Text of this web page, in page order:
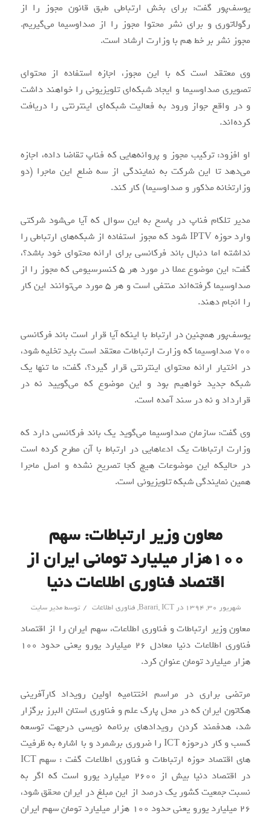
یوسف‌پور گفت: برای بخش ارتباطی طبق قانون مجوز را از
رگولاتوری و برای نشر محتوا مجوز را از صداوسیما می‌گیریم.
مجوز نشر بر خط هم با وزارت ارشاد است.
وی معتقد است که با این مجوز، اجازه استفاده از محتوای
تصویری صداوسیما و ایجاد شبکه‌ای تلویزیونی را خواهند داشت
و در واقع جواز ورود به فعالیت شبکه‌ای اینترنتی را دریافت
کرده‌اند.
او افزود: ترکیب مجوز و پروانه‌هایی که فناپ تقاضا داده، اجازه
می‌دهد تا این شرکت به نمایندگی از سه ضلع این ماجرا (دو
وزارتخانه مذکور و صداوسیما) کار کند.
مدیر تلکام فناپ در پاسخ به این سوال که آیا می‌شود شرکتی
وارد حوزه IPTV شود که مجوز استفاده از شبکه‌های ارتباطی را
نداشته اما دنبال باند فرکانسی برای ارائه محتوای خود باشد؟،
گفت: این موضوع عملا در مورد هر 5 کنسرسیومی که مجوز را از
صداوسیما گرفته‌اند منتفی است و هر 5 مورد می‌توانند این کار
را انجام دهند.
یوسف‌پور همچنین در ارتباط با اینکه آیا قرار است باند فرکانسی
700 صداوسیما که وزارت ارتباطات معتقد است باید تخلیه شود،
در اختیار ارائه محتوای اینترنتی قرار گیرد؟، گفت: ما تنها یک
شبکه جدید خواهیم بود و این موضوع که می‌گویید نه در
قرارداد و نه در سند آمده است.
وی گفت: سازمان صداوسیما می‌گوید یک باند فرکانسی دارد که
وزارت ارتباطات یک ادعاهایی در ارتباط با آن مطرح کرده است
در حالیکه این موضوعات هیچ کجا تصریح نشده و اصل ماجرا
همین نمایندگی شبکه تلویزیونی است.
معاون وزیر ارتباطات: سهم
۱۰۰هزار میلیارد تومانی ایران از
اقتصاد فناوری اطلاعات دنیا
شهریور ۳۰, ۱۳۹۴ در Barari, ICT
, فناوری اطلاعات / توسطمدیر سایت
معاون وزیر ارتباطات و فناوری اطلاعات، سهم ایران را از اقتصاد
فناوری اطلاعات دنیا معادل ۲۶ میلیارد یورو یعنی حدود ۱۰۰
هزار میلیارد تومان عنوان کرد.
مرتضی براری در مراسم اختتامیه اولین رویداد کارآفرینی
هکاتون ایران که در محل پارک علم و فناوری استان البرز برگزار
شد، هدفمند کردن رویدادهای برنامه نویسی درجهت توسعه
کسب و کار درحوزه ICT را ضروری برشمرد و با اشاره به ظرفیت
های اقتصاد حوزه ارتباطات و فناوری اطلاعات گفت : سهم ICT
در اقتصاد دنیا بیش از ۲۶۰۰ میلیارد یورو است که اگر به
نسبت جمعیت کشور یک درصد از این مبلغ در ایران محقق شود،
۲۶ میلیارد یورو یعنی حدود ۱۰۰ هزار میلیارد تومان سهم ایران